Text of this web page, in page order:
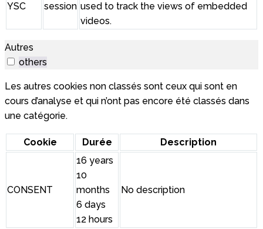
YSC session used to track the views of embedded
videos.
Autres
others
Les autres cookies non classés sont ceux qui sont en
cours d’analyse et qui n’ont pas encore été classés dans
une catégorie.
Cookie Durée Description
CONSENT
16 years
10
months
6 days
12 hours
No description